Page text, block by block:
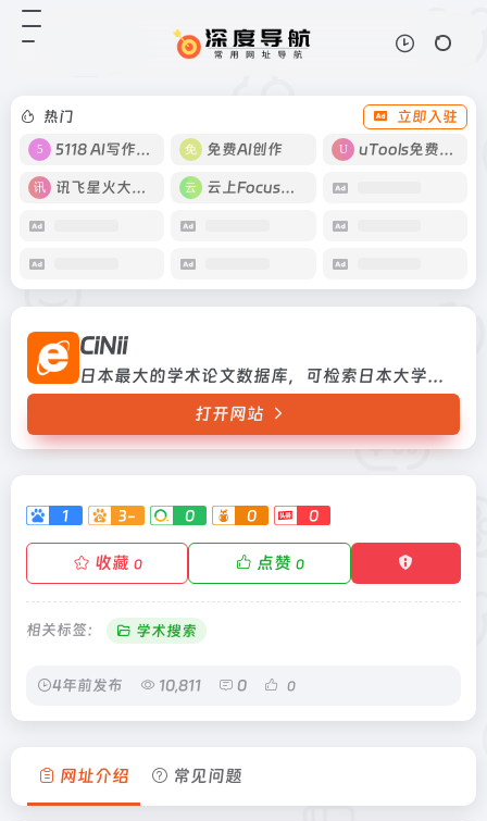
热门
立即入驻
5118 AI写作工具
免费AI创作 uTools免费工具箱
讯飞星火大模型 云上Focus接码
CiNii
日本最大的学术论文数据库，可检索日本大学图书馆书目和学位论文日本最大的学术论文数据库，可检索日本大学图书馆书目和学位论文
打开网站
1 3- 0 0 0
收藏 0 点赞 0
相关标签： 学术搜索
4年前发布 10,811 0 0
日本大学图书馆书目和学位论文日本
最大的学术论文数据库，可检索日本
网址介绍 常见问题